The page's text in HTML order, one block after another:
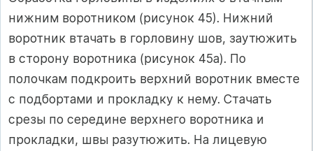
нижним воротником (рисунок 45). Нижний
воротник втачать в горловину шов, заутюжить
в сторону воротника (рисунок 45а). По
полочкам подкроить верхний воротник вместе
с подбортами и прокладку к нему. Стачать
срезы по середине верхнего воротника и
прокладки, швы разутюжить. На лицевую